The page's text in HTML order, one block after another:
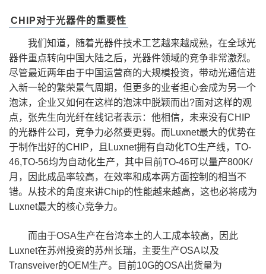
CHIP对于光器件的重要性
我们知道，随着光器件技术工艺越来越成熟，在全球光
器件重点转向中国大陆之后，光器件领域的竞争非常激烈。
尽管最近两年由于中国运营商的大规模投资，带动光通信进
入新一轮的繁荣景气周期，但更多的业者担心会成为另一个
泡沫，企业又如何在这样的泡沫中脱颖而出?面对这样的观
点，张先生向光纤在线记者表示：他相信，未来没有CHIP
的光器件公司，竞争力必然要更弱。而Luxnet最大的优势在
于制作出好的CHIP，且Luxnet拥有自动化TO生产线，TO-
46,TO-56均为自动化生产，其中目前TO-46可以量产800K/
月，因此成品率较高，在效率和成本两方面控制的相当不
错。从技术的角度来讲Chip的性能越来越高，这也必将成为
Luxnet最大的核心竞争力。
而由于OSA生产在台湾本土的人工成本较高，因此
Luxnet在苏州投资的苏州长瑞，主要生产OSA以及
Transveiver的OEM生产。目前10G的OSA出货量为